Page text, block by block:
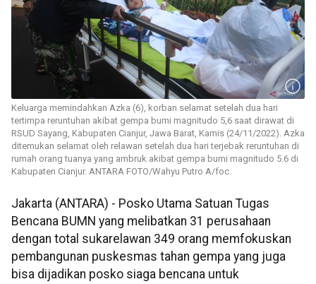
Keluarga memindahkan Azka (6), korban selamat setelah dua hari
tertimpa reruntuhan akibat gempa bumi magnitudo 5,6 saat dirawat di
RSUD Sayang, Kabupaten Cianjur, Jawa Barat, Kamis (24/11/2022). Azka
ditemukan selamat oleh relawan setelah dua hari terjebak reruntuhan di
rumah orang tuanya yang ambruk akibat gempa bumi magnitudo 5.6 di
Kabupaten Cianjur. ANTARA FOTO/Wahyu Putro A/foc.
Jakarta (ANTARA) - Posko Utama Satuan Tugas
Bencana BUMN yang melibatkan 31 perusahaan
dengan total sukarelawan 349 orang memfokuskan
pembangunan puskesmas tahan gempa yang juga
bisa dijadikan posko siaga bencana untuk